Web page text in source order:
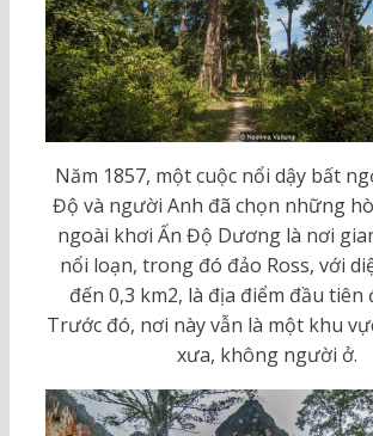
Năm 1857, một cuộc nổi dậy bất
Độ và người Anh đã chọn những
ngoài khơi Ấn Độ Dương là nơi
nổi loạn, trong đó đảo Ross, với
đến 0,3 km2, là địa điểm đầu tiên
Trước đó, nơi này vẫn là một khu
xưa, không người ở.